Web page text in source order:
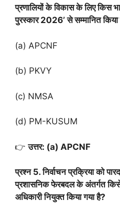
प्रणालियों के विकास के लिए किस
पुरस्कार 2026’ से सम्मानित किया
(a) APCNF
(b) PKVY
(c) NMSA
(d) PM-KUSUM
👉उत्तर: (a) APCNF
प्रश्न 5. निर्वाचन प्रक्रिया को
प्रशासनिक फेरबदल के अंतर्गत किसे
अधिकारी नियुक्त किया गया है?